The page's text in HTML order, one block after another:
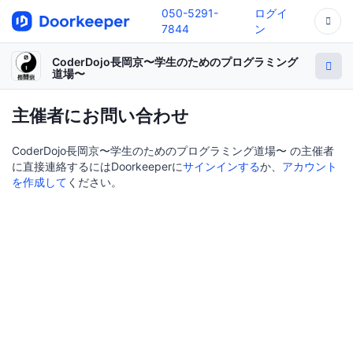
050-5291-
7844
ログイ
ン
CoderDojo長岡京〜学生のためのプログラミング
道場〜
主催者にお問い合わせ
CoderDojo長岡京〜学生のためのプログラミング道場〜 の主催者
に直接連絡するにはDoorkeeperにサインインするか、 アカウント
を作成して ください。